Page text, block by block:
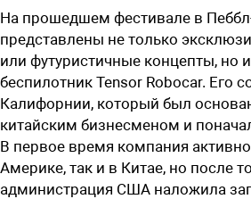
На прошедшем фестивале в
представлены не только
или футуристичные концепты, но
беспилотник Tensor Robocar. Его
Калифорнии, который был
китайским бизнесменом и
В первое время компания
Америке, так и в Китае, но после
администрация США наложила